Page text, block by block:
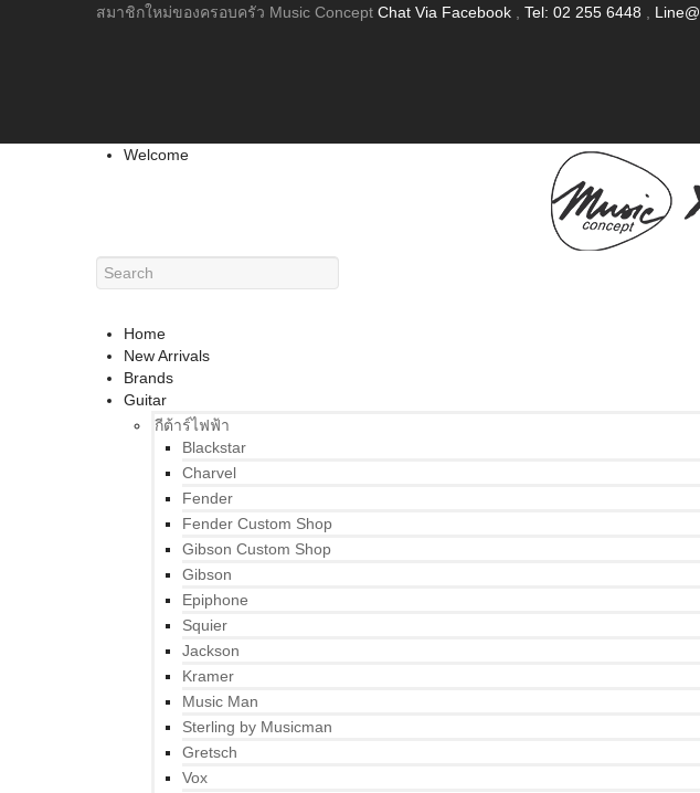
สมาชิกใหม่ของครอบครัว Music Concept Chat Via Facebook Tel: 02 255 6448 Line@
Welcome
Home
New Arrivals
Brands
Guitar
กีต้าร์ไฟฟ้า
Blackstar
Charvel
Fender
Fender Custom Shop
Gibson Custom Shop
Gibson
Epiphone
Squier
Jackson
Kramer
Music Man
Sterling by Musicman
Gretsch
Vox